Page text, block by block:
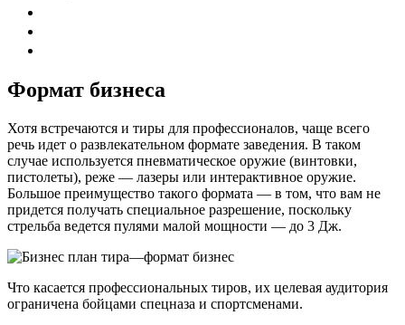
Формат бизнеса
Хотя встречаются и тиры для профессионалов, чаще всего
речь идет о развлекательном формате заведения. В таком
случае используется пневматическое оружие (винтовки,
пистолеты), реже — лазеры или интерактивное оружие.
Большое преимущество такого формата — в том, что вам не
придется получать специальное разрешение, поскольку
стрельба ведется пулями малой мощности — до 3 Дж.
Что касается профессиональных тиров, их целевая аудитория
ограничена бойцами спецназа и спортсменами.